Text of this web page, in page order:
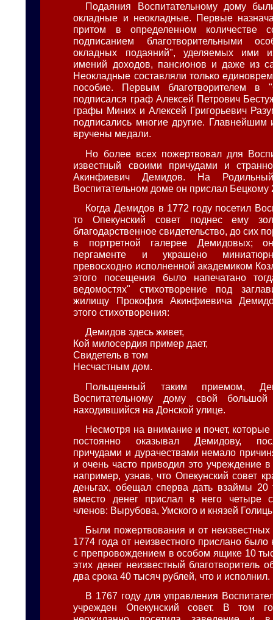
Подаяния Воспитательному дому
окладные и неокладные. Первые
притом в определенном количестве
подписанием благотворительными
окладных подаяний", уделяемых ими
имений доходов, пансионов и даже из
Неокладные составляли только
пособие. Первым благотворителем в
подписался граф Алексей Петрович
графы Миних и Алексей Григорьевич
подписались многие другие.
вручены медали.
Но более всех пожертвовал для
известный своими причудами и
Акинфиевич Демидов. На
Воспитательном доме он прислал Бецкому
Когда Демидов в 1772 году посетил
то Опекунский совет поднес ему
благодарственное свидетельство, до сих
в портретной галерее Демидовых;
пергаменте и украшено
превосходно исполненной академиком
этого посещения было напечатано
ведомостях" стихотворение под
жилищу Прокофия Акинфиевича
этого стихотворения:
Демидов здесь живет,
Кой милосердия пример дает,
Свидетель в том
Несчастным дом.
Польщенный таким приемом,
Воспитательному дому свой
находившийся на Донской улице.
Несмотря на внимание и почет, которые
постоянно оказывал Демидову,
причудами и дурачествами немало
и очень часто приводил это учреждение
например, узнав, что Опекунский совет
деньгах, обещал сперва дать взаймы 20
вместо денег прислал в него четыре
членов: Вырубова, Умского и князей
Были пожертвования и от
1774 года от неизвестного прислано
с препровождением в особом ящике 10
этих денег неизвестный благотворитель
два срока 40 тысяч рублей, что и исполнил.
В 1767 году для управления
учрежден Опекунский совет. В том